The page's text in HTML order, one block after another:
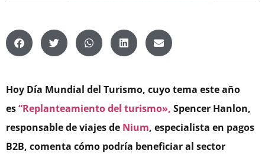
Hoy Día Mundial del Turismo, cuyo tema este año
es“Replanteamiento del turismo», Spencer Hanlon,
responsable de viajes de Nium, especialista en pagos
B2B, comenta cómo podría beneficiar al sector